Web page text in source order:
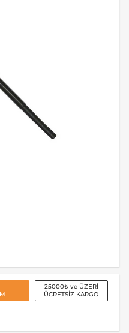
25000₺ ve ÜZERİ
ÜCRETSİZ KARGO